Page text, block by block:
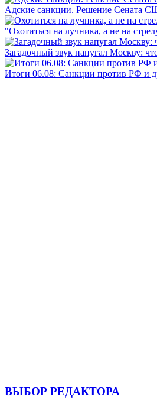
Адские санкции. Решение Сената
"Охотиться на лучника, а не на
Загадочный звук напугал Москву:
Итоги 06.08: Санкции против РФ и
ВЫБОР РЕДАКТОРА